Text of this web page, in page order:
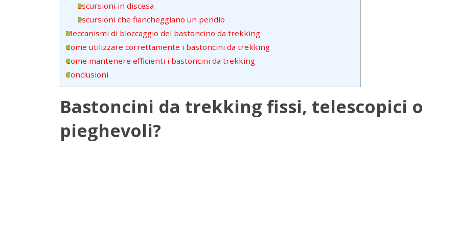
Escursioni in discesa
Escursioni che fiancheggiano un pendio
Meccanismi di bloccaggio del bastoncino da trekking
Come utilizzare correttamente i bastoncini da trekking
Come mantenere efficienti i bastoncini da trekking
Conclusioni
Bastoncini da trekking fissi, telescopici o
pieghevoli?